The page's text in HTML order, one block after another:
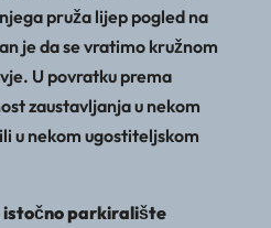
pruža lijep pogled na
je da se vratimo kružnom
U povratku prema
zaustavljanja u nekom
u nekom ugostiteljskom
istočno parkiralište